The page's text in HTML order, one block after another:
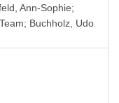
Ann-Sophie;
; Buchholz, Udo